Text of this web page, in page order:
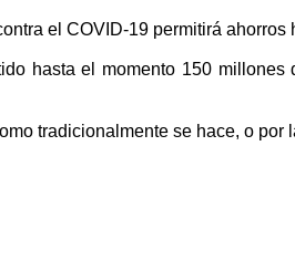
el COVID-19 permitirá
hasta el momento 150
tradicionalmente se hace, o